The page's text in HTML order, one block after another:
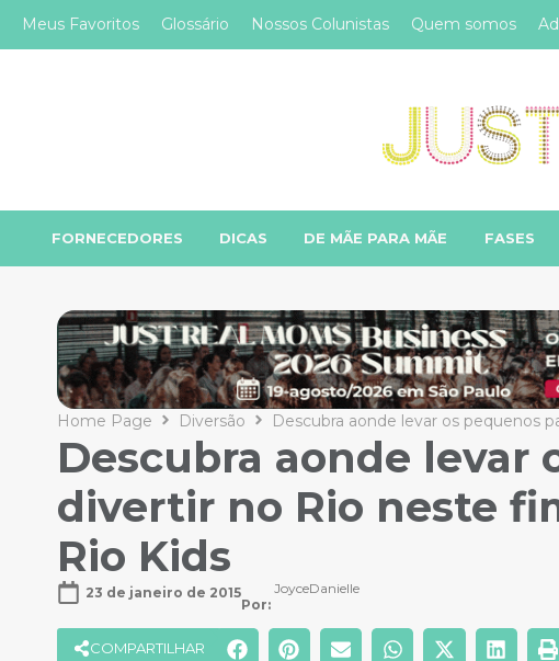
Meus Favoritos Glossário Nossos Colunistas Quem somos
FORNECEDORES DICAS DE MÃE PARA MÃE FASES
Home Page Diversão Descubra aonde levar os pequenos
Descubra aonde levar
divertir no Rio neste
Rio Kids
23 de janeiro de 2015
Por:
JoyceDanielle
COMPARTILHAR